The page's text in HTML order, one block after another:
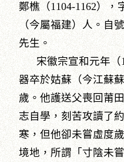
鄭樵（1104-1162）
（今屬福建）人。自
先生。
宋徽宗宣和元年（
器卒於姑蘇（今江蘇
歲。他護送父喪回莆
志自學，刻苦攻讀了
寒，但他卻未嘗虛度
境地，所謂「寸陰未